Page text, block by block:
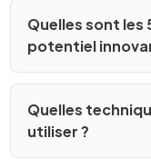
Quelles sont les
potentiel
Quelles
utiliser ?